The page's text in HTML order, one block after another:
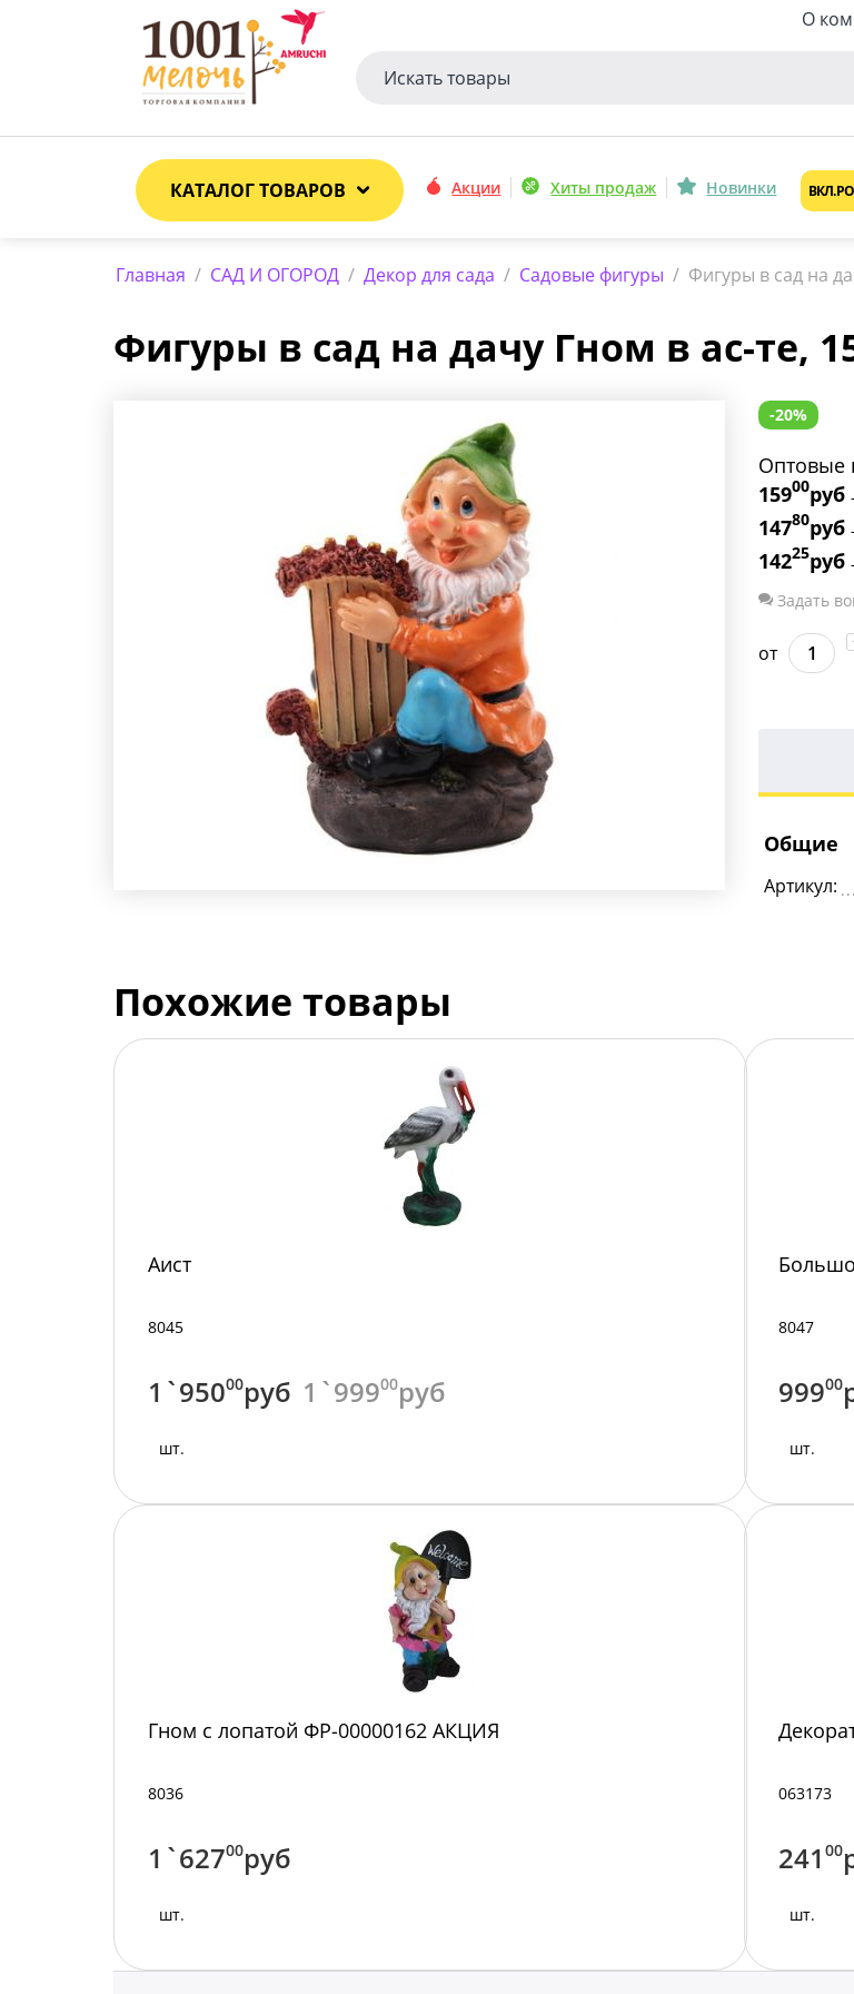
О
КАТАЛОГ ТОВАРОВ Акции Хиты продаж Новинки ВКЛ.
Главная / САД И ОГОРОД / Декор для сада / Садовые фигуры / Фигуры в сад на
Фигуры в сад на дачу Гном в ас-те,
-20%
Оптовые
15900руб -
14780руб -
14225руб -
Задать
от
Общие
Артикул:
Похожие товары
Аист
8045
1`95000руб 1`99900руб
шт.
8047
99900
шт.
Гном с лопатой ФР-00000162 АКЦИЯ
8036
1`62700руб
шт.
063173
241 00
шт.